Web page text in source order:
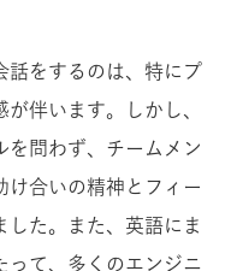
話をするのは、特にプ
伴います。しかし、
を問わず、チームメン
け合いの精神とフィー
した。また、英語にま
って、多くのエンジニ